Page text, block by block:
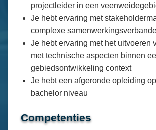
projectleider in een
Je hebt ervaring met
complexe
Je hebt ervaring met het uitvoeren
met technische aspecten binnen
gebiedsontwikkeling context
Je hebt een afgeronde opleiding
bachelor niveau
Competenties